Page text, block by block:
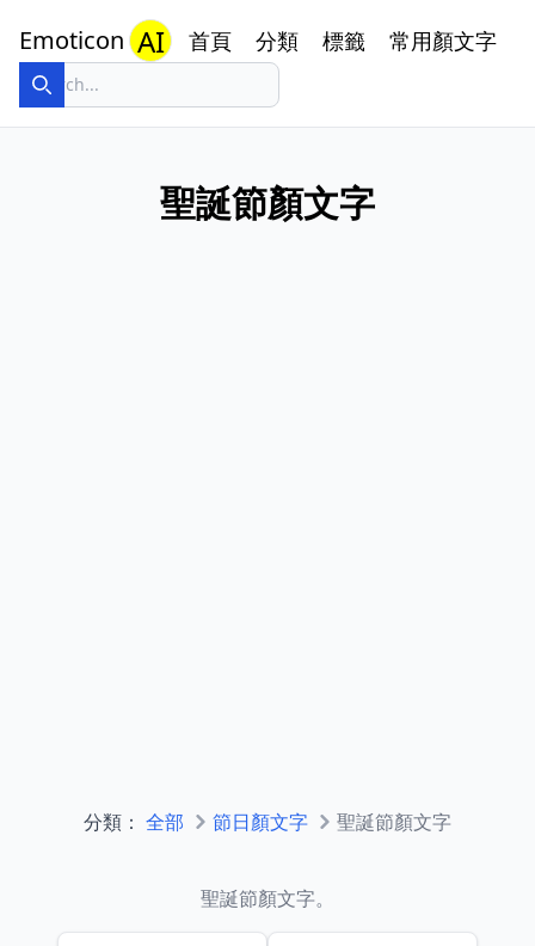
Emoticon AI 首頁 分類 標籤 常用顏文字
聖誕節顏文字
分類： 全部 節日顏文字 聖誕節顏文字
聖誕節顏文字。